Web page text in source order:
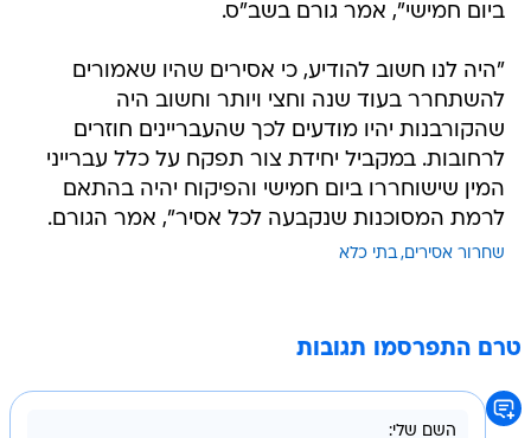
ביום חמישי", אמר גורם בשב"ס.
"היה לנו חשוב להודיע, כי אסירים שהיו שאמורים
להשתחרר בעוד שנה וחצי ויותר וחשוב היה
שהקורבנות יהיו מודעים לכך שהעבריינים חוזרים
לרחובות. במקביל יחידת צור תפקח על כלל עברייני
המין שישוחררו ביום חמישי והפיקוח יהיה בהתאם
לרמת המסוכנות שנקבעה לכל אסיר", אמר הגורם.
שחרור אסירים בתי כלא
טרם התפרסמו תגובות